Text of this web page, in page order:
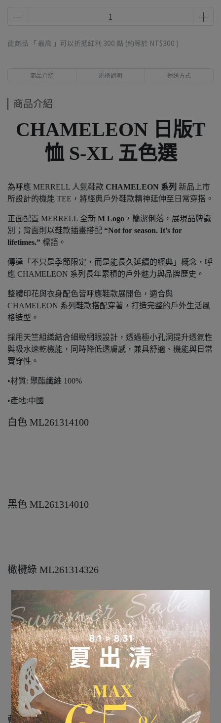
此商品 「 最高 」可以折抵紅利 300 點 (約等於 NT$300 )
商品介紹 規格說明 運送方式
商品介紹
CHAMELEON 日版T
恤 S-XL 五色選
為呼應 MERRELL 人氣鞋款 CHAMELEON 系列 新品上市
所設計的機能 TEE，將經典戶外鞋款精神延伸至日常穿搭。
正面配置 MERRELL 全新 M Logo ，簡潔俐落，展現品牌識
別；背面則以鞋款插畫搭配 “Not for season. It’s for
lifetimes.” 標語。
傳達「不只是季節限定，而是能長久延續的經典」概念，呼
應 CHAMELEON 系列長年累積的戶外魅力與品牌歷史。
整體印花與衣身配色皆呼應鞋款展開色，適合與
CHAMELEON 系列鞋款搭配穿著，打造完整的戶外生活風
格造型。
採用天竺組織結合細緻網眼設計，透過極小孔洞提升透氣性
與吸水速乾機能，同時降低透膚感，兼具舒適、機能與日常
實穿性。
•材質: 聚酯纖維 100%
•產地:中國
白色 ML261314100
黑色 ML261314010
橄欖綠 ML261314326
藍灰素 ML261314133